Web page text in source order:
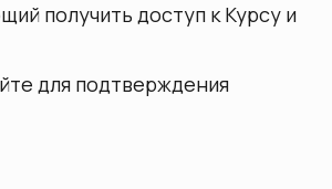
получить доступ к Курсу и
для подтверждения